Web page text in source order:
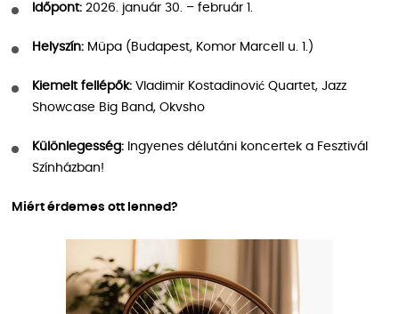
Időpont: 2026. január 30. – február 1.
Helyszín: Müpa (Budapest, Komor Marcell u. 1.)
Kiemelt fellépők: Vladimir Kostadinović Quartet, Jazz
Showcase Big Band, Okvsho
Különlegesség: Ingyenes délutáni koncertek a Fesztivál
Színházban!
Miért érdemes ott lenned?